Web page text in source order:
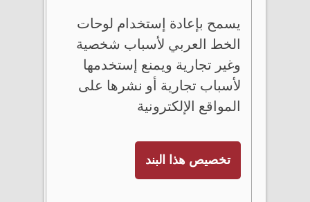
يسمح بإعادة إستخدام لوحات
الخط العربي لأسباب شخصية
وغير تجارية ويمنع إستخدمها
لأسباب تجارية أو نشرها على
المواقع الإلكترونية
تخصيص هذا البند